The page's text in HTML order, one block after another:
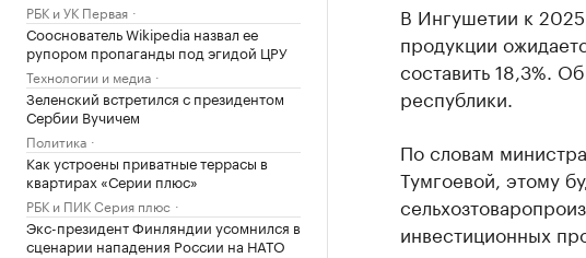
РБК и УК Первая
Сооснователь Wikipedia назвал ее
рупором пропаганды под эгидой ЦРУ
Технологии и медиа
Зеленский встретился с президентом
Сербии Вучичем
Политика
Как устроены приватные террасы в
квартирах «Серии плюс»
РБК и ПИК Серия плюс
Экс-президент Финляндии усомнился в
сценарии нападения России на НАТО
В Ингушетии к 2025
продукции
составить 18,3%.
республики.
По словам
Тумгоевой, этому
инвестиционных